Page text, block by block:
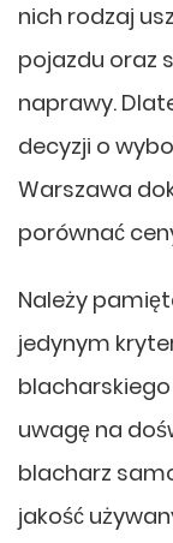
nich rodzaj
pojazdu oraz
naprawy.
decyzji o
Warszawa
porównać
Należy
jedynym
uwagę na
blacharz
jakość